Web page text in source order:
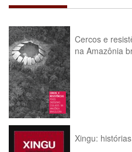
Cercos e
na Amazônia
Xingu: